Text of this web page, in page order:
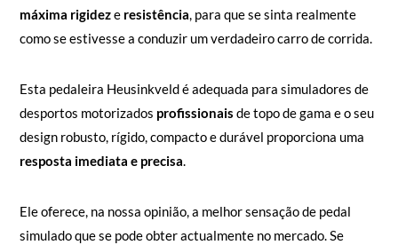
máxima rigideze resistência, para que se sinta realmente
como se estivesse a conduzir um verdadeiro carro de corrida.
Esta pedaleira Heusinkveld é adequada para simuladores de
desportos motorizados profissionais de topo de gama e o seu
design robusto, rígido, compacto e durável proporciona uma
resposta imediata e precisa.
Eleoferece, na nossa opinião, a melhor sensação de pedal
simulado que se pode obter actualmente no mercado. Se